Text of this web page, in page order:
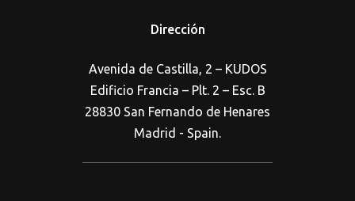
Dirección
Avenida de Castilla, 2 – KUDOS
Edificio Francia – Plt. 2 – Esc. B
28830 San Fernando de Henares
Madrid - Spain.